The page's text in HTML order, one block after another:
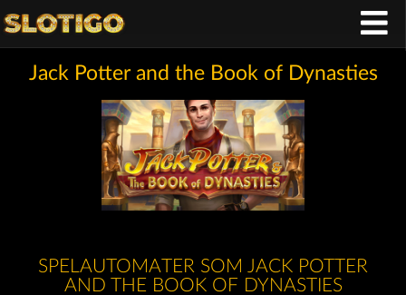
Jack Potter and the Book of Dynasties
SPELAUTOMATER SOM JACK POTTER
AND THE BOOK OF DYNASTIES